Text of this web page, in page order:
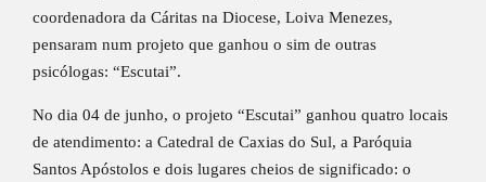
coordenadora da Cáritas na Diocese, Loiva Menezes,
pensaram num projeto que ganhou o sim de outras
psicólogas: “Escutai”.
No dia 04 de junho, o projeto “Escutai” ganhou quatro locais
de atendimento: a Catedral de Caxias do Sul, a Paróquia
Santos Apóstolos e dois lugares cheios de significado: o